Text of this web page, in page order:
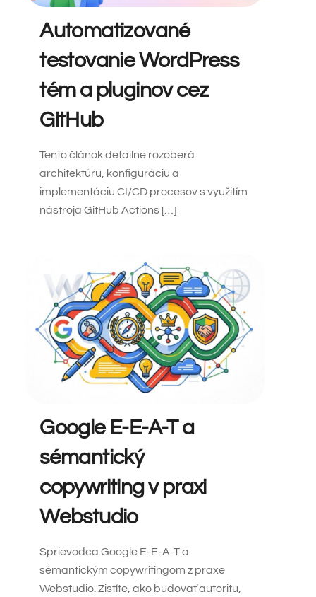
Automatizované
testovanie WordPress
tém a pluginov cez
GitHub
Tento článok detailne rozoberá
architektúru, konfiguráciu a
implementáciu CI/CD procesov s využitím
nástroja GitHub Actions […]
Google E-E-A-T a
sémantický
copywriting v praxi
Webstudio
Sprievodca Google E-E-A-T a
sémantickým copywritingom z praxe
Webstudio. Zistíte, ako budovať autoritu,